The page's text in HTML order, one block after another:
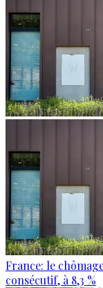
France: le
consécutif, à 8,3 %